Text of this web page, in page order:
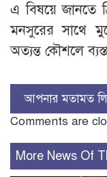
​এ বিষয়ে জানতে
মনসুরের সাথে
অত্যন্ত কৌশলে
আপনার মতামত
Comments are
More News Of